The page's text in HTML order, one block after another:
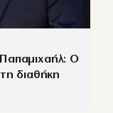
Ο
διαθήκη